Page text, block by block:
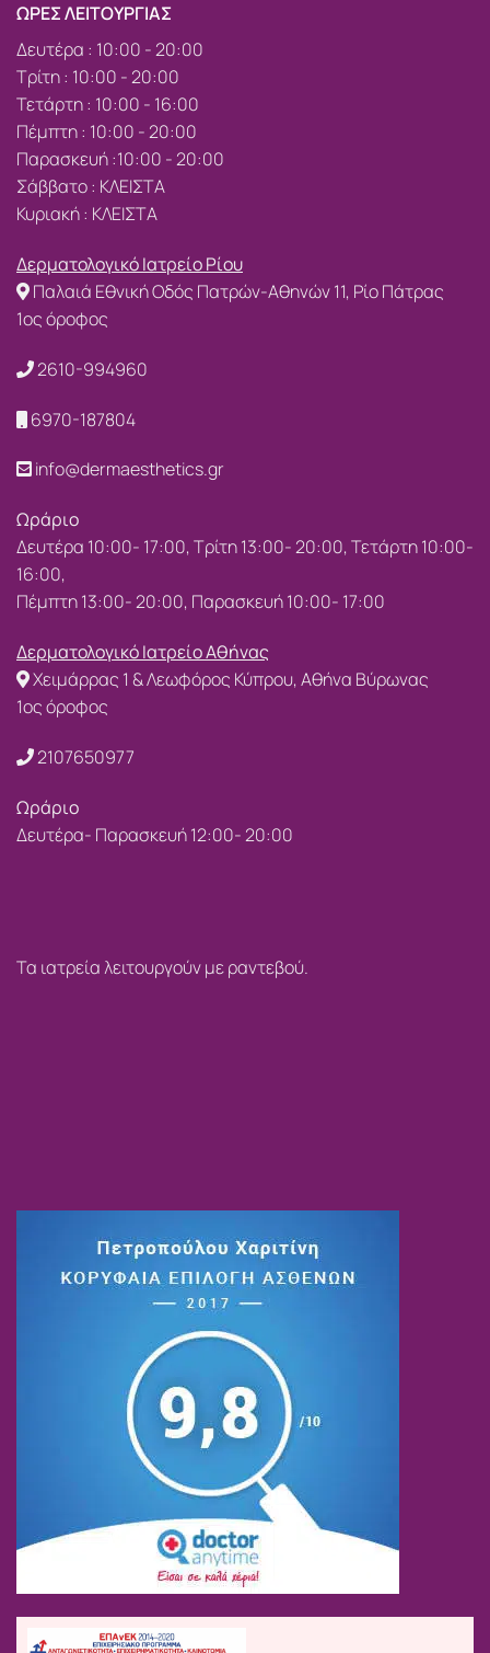
ΩΡΕΣ ΛΕΙΤΟΥΡΓΙΑΣ
Δευτέρα : 10:00 - 20:00
Τρίτη : 10:00 - 20:00
Τετάρτη : 10:00 - 16:00
Πέμπτη : 10:00 - 20:00
Παρασκευή :10:00 - 20:00
Σάββατο : ΚΛΕΙΣΤΑ
Κυριακή : ΚΛΕΙΣΤΑ
Δερματολογικό Ιατρείο Ρίου
Παλαιά Εθνική Οδός Πατρών-Αθηνών 11, Ρίο Πάτρας
1ος όροφος
2610-994960
6970-187804
info@dermaesthetics.gr
Ωράριο
Δευτέρα 10:00- 17:00, Τρίτη 13:00- 20:00, Τετάρτη 10:00-
16:00,
Πέμπτη 13:00- 20:00, Παρασκευή 10:00- 17:00
Δερματολογικό Ιατρείο Αθήνας
Χειμάρρας 1 & Λεωφόρος Κύπρου, Αθήνα Βύρωνας
1ος όροφος
2107650977
Ωράριο
Δευτέρα- Παρασκευή 12:00- 20:00
Τα ιατρεία λειτουργούν με ραντεβού.